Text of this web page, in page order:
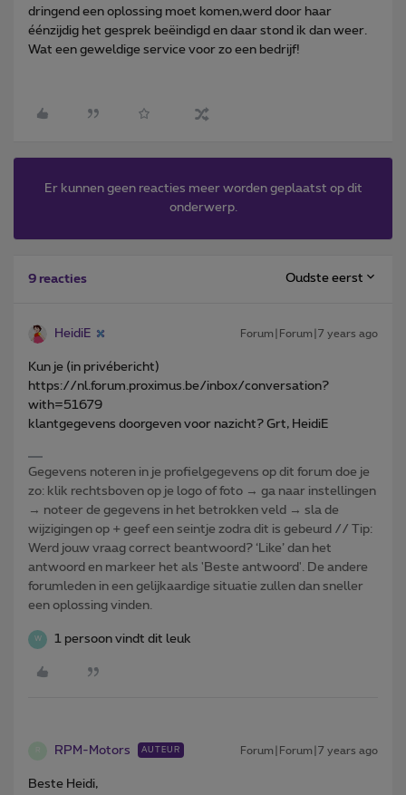
dringend een oplossing moet komen,werd door haar
éénzijdig het gesprek beëindigd en daar stond ik dan weer.
Wat een geweldige service voor zo een bedrijf!
Er kunnen geen reacties meer worden geplaatst op dit
onderwerp.
9 reacties Oudste eerst
HeidiE Forum|Forum|7 years ago
Kun je (in privébericht)
https://nl.forum.proximus.be/inbox/conversation?
with=51679
klantgegevens doorgeven voor nazicht? Grt, HeidiE
Gegevens noteren in je profielgegevens op dit forum doe je
zo: klik rechtsboven op je logo of foto → ga naar instellingen
→ noteer de gegevens in het betrokken veld → sla de
wijzigingen op + geef een seintje zodra dit is gebeurd // Tip:
Werd jouw vraag correct beantwoord? ‘Like’ dan het
antwoord en markeer het als 'Beste antwoord'. De andere
forumleden in een gelijkaardige situatie zullen dan sneller
een oplossing vinden.
W 1 persoon vindt dit leuk
RPM-Motors AUTEUR Forum|Forum|7 years ago
Beste Heidi,